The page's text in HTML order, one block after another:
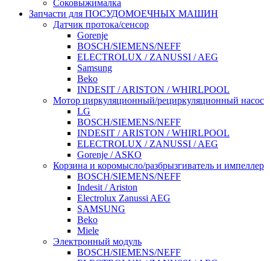
Соковыжималка
Запчасти для ПОСУДОМОЕЧНЫХ МАШИН
Датчик протока/сенсор
Gorenje
BOSCH/SIEMENS/NEFF
ELECTROLUX / ZANUSSI / AEG
Samsung
Beko
INDESIT / ARISTON / WHIRLPOOL
Мотор циркуляционный/рециркуляционный насос
LG
BOSCH/SIEMENS/NEFF
INDESIT / ARISTON / WHIRLPOOL
ELECTROLUX / ZANUSSI / AEG
Gorenje / ASKO
Корзина и коромысло/разбрызгиватель и импеллер
BOSCH/SIEMENS/NEFF
Indesit / Ariston
Electrolux Zanussi AEG
SAMSUNG
Beko
Miele
Электронный модуль
BOSCH/SIEMENS/NEFF